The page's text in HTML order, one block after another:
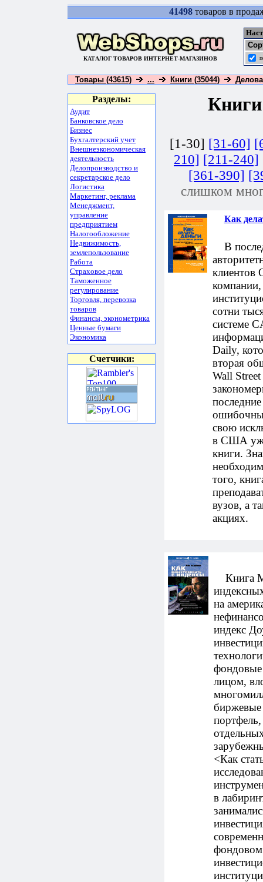
41498 товаров в
КАТАЛОГ ТОВАРОВ ИНТЕРНЕТ-МАГАЗИНОВ
Товары (43615) ... Книги (35044)
Разделы:
Аудит
Банковское дело
Бизнес
Бухгалтерский учет
Внешнеэкономическая
деятельность
Делопроизводство и
секретарское дело
Логистика
Маркетинг, реклама
Менеджмент,
управление
предприятием
Налогообложение
Недвижимость,
землепользование
Работа
Страховое дело
Таможенное
регулирование
Торговля, перевозка
товаров
Финансы, эконометрика
Ценные бумаги
Экономика
Счетчики:
[1-30] [31-60]
210] [211-240]
[361-390]
слишком
Как
В
клиентов
сотни
системе
Daily,
вторая
Wall
свою
в США уже
книги.
того,
вузов, а
акциях.
Книга
на
индекс
лицом,
биржевые
<Как
в
фондовом